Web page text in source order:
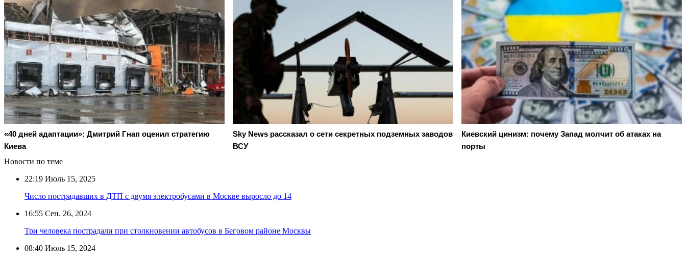
«40 дней адаптации»: Дмитрий Гнап оценил стратегию
Киева
Sky News рассказал о сети секретных подземных заводов
ВСУ
Киевский цинизм: почему Запад молчит об атаках на
порты
Новости по теме
22:19 Июль 15, 2025
Число пострадавших в ДТП с двумя электробусами в Москве выросло до 14
16:55 Сен. 26, 2024
Три человека пострадали при столкновении автобусов в Беговом районе Москвы
08:40 Июль 15, 2024